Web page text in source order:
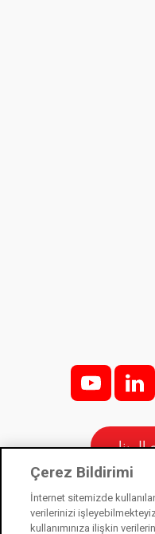
l
y
بنا
2021 ©
Çerez Bildirimi
İnternet sitemizde
verilerinizi
kullanımınıza ilişkin